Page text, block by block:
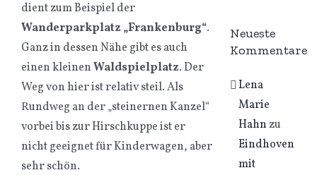
dient zum Beispiel der
Wanderparkplatz „Frankenburg“.
Ganz in dessen Nähe gibt es auch
einen kleinenWaldspielplatz. Der
Weg von hier ist relativ steil. Als
Rundweg an der „steinernen Kanzel“
vorbei bis zur Hirschkuppe ist er
nicht geeignet für Kinderwagen, aber
sehr schön.
Neueste
Kommentare
Lena
Marie
Hahnzu
Eindhoven
mit